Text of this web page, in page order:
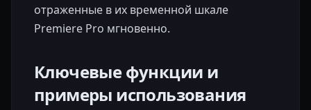
отраженные в их временной шкале
Premiere Pro мгновенно.
Ключевые функции и
примеры использования